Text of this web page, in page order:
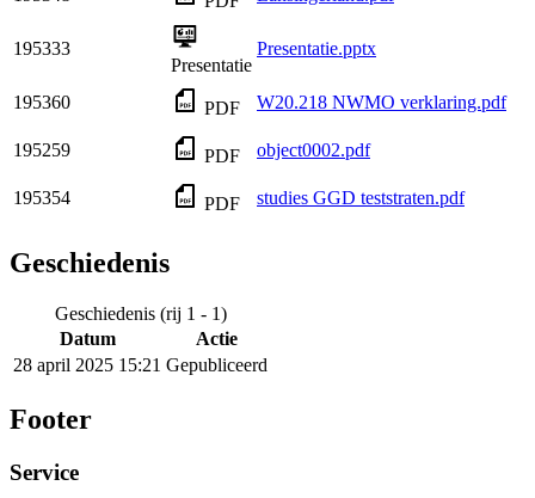
195333
Presentatie
Presentatie.pptx
195360 PDF W20.218 NWMO verklaring.pdf
195259 PDF object0002.pdf
195354 PDF studies GGD teststraten.pdf
Geschiedenis
Geschiedenis (rij 1 - 1)
Datum
Actie
28 april 2025 15:21 Gepubliceerd
Footer
Service